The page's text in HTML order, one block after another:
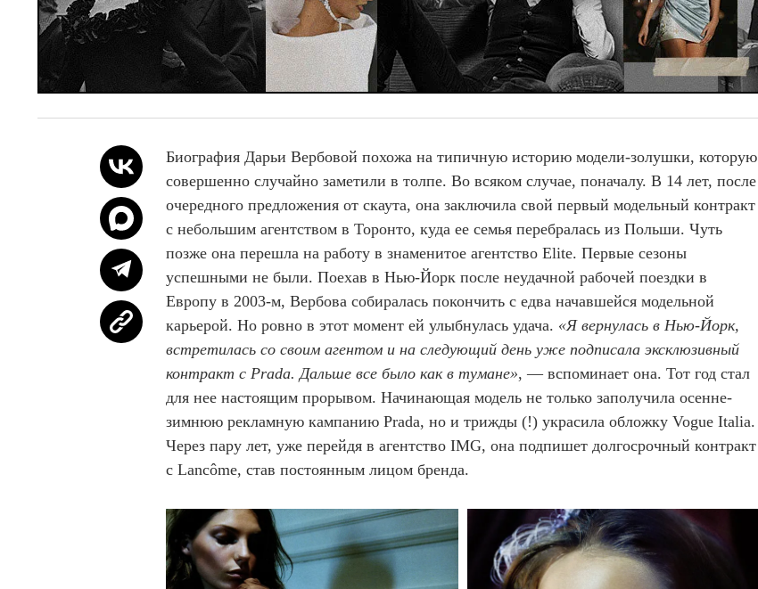
Биография Дарьи Вербовой похожа на типичную историю модели-золушки, которую
совершенно случайно заметили в толпе. Во всяком случае, поначалу. В 14 лет, после
очередного предложения от скаута, она заключила свой первый модельный контракт
с небольшим агентством в Торонто, куда ее семья перебралась из Польши. Чуть
позже она перешла на работу в знаменитое агентство Elite. Первые сезоны
успешными не были. Поехав в Нью-Йорк после неудачной рабочей поездки в
Европу в 2003-м, Вербова собиралась покончить с едва начавшейся модельной
карьерой. Но ровно в этот момент ей улыбнулась удача. «Я вернулась в Нью-Йорк,
встретилась со своим агентом и на следующий день уже подписала эксклюзивный
контракт с Prada. Дальше все было как в тумане», — вспоминает она. Тот год стал
для нее настоящим прорывом. Начинающая модель не только заполучила осенне-
зимнюю рекламную кампанию Prada, но и трижды (!) украсила обложку Vogue Italia.
Через пару лет, уже перейдя в агентство IMG, она подпишет долгосрочный контракт
с Lancôme, став постоянным лицом бренда.